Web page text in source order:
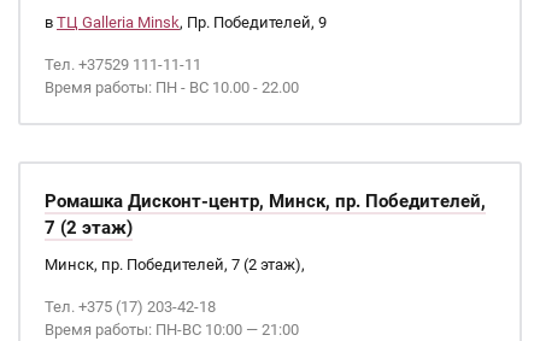
в ТЦ Galleria Minsk, Пр. Победителей, 9
Тел. +37529 111-11-11
Время работы: ПН - ВС 10.00 - 22.00
Ромашка Дисконт-центр, Минск, пр. Победителей,
7 (2 этаж)
Минск, пр. Победителей, 7 (2 этаж),
Тел. +375 (17) 203-42-18
Время работы: ПН-ВС 10:00 — 21:00